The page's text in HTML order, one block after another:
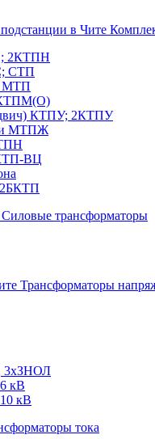
2КТПН
СТП
МТП
КТПМ(О)
КТПУ; 2КТПУ
МТПЖ
ВЦ
2БКТП
Силовые трансформаторы
Трансформаторы
3хЗНОЛ
кВ
кВ
тока